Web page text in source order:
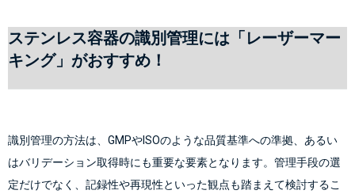
ステンレス容器の識別管理には「レーザーマー
キング」がおすすめ！
識別管理の方法は、GMPやISOのような品質基準への準拠、あるい
はバリデーション取得時にも重要な要素となります。管理手段の選
定だけでなく、記録性や再現性といった観点も踏まえて検討するこ